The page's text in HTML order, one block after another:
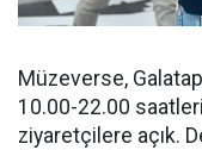
Müzeverse,
10.00-22.00
ziyaretçilere açık.